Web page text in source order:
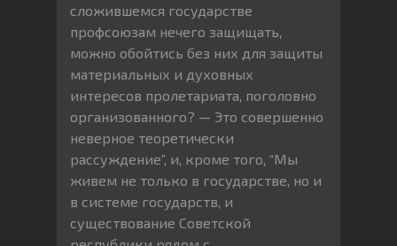
сложившемся государстве
профсоюзам нечего защищать,
можно обойтись без них для защиты
материальных и духовных
интересов пролетариата, поголовно
организованного? — Это совершенно
неверное теоретически
рассуждение”, и, кроме того, “Мы
живем не только в государстве, но и
в системе государств, и
существование Советской